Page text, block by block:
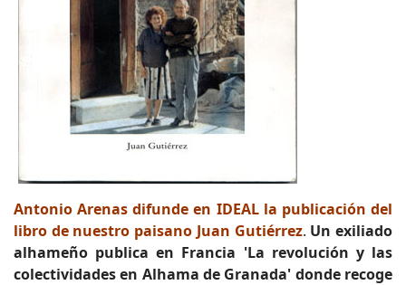
Antonio Arenas difunde en IDEAL la publicación del
libro de nuestro paisano Juan Gutiérrez. Un exiliado
alhameño publica en Francia 'La revolución y las
colectividades en Alhama de Granada' donde recoge